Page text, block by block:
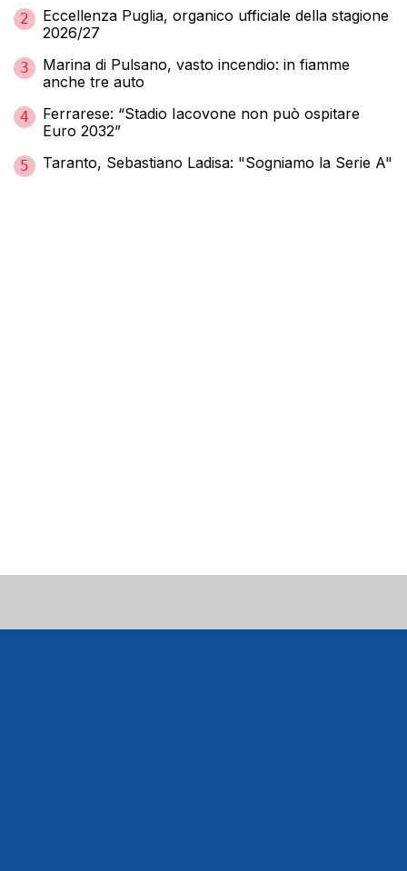
2
Eccellenza Puglia, organico ufficiale della stagione
2026/27
3
Marina di Pulsano, vasto incendio: in fiamme
anche tre auto
4
Ferrarese: “Stadio Iacovone non può ospitare
Euro 2032”
5 Taranto, Sebastiano Ladisa: "Sogniamo la Serie A"